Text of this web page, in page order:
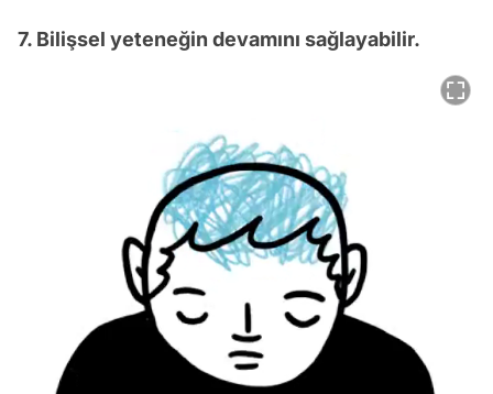
7. Bilişsel yeteneğin devamını sağlayabilir.